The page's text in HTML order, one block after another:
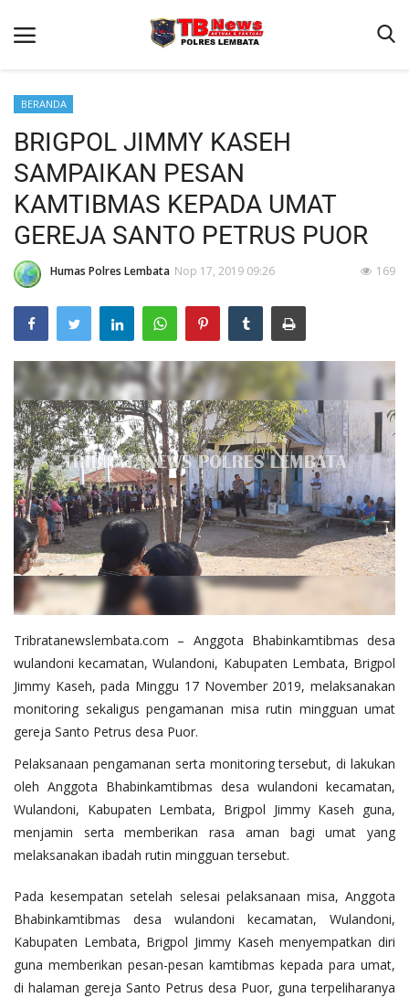
Beranda
Binkam
Terms & Conditions
Giat Ops
Reskrim
Polisi Kita
Lantas
BERANDA
BRIGPOL JIMMY KASEH
SAMPAIKAN PESAN
KAMTIBMAS KEPADA UMAT
GEREJA SANTO PETRUS PUOR
Humas Polres Lembata Nop 17, 2019 09:26 169
Tribratanewslembata.com – Anggota Bhabinkamtibmas desa
wulandoni kecamatan, Wulandoni, Kabupaten Lembata, Brigpol
Jimmy Kaseh, pada Minggu 17 November 2019, melaksanakan
monitoring sekaligus pengamanan misa rutin mingguan umat
gereja Santo Petrus desa Puor.
Pelaksanaan pengamanan serta monitoring tersebut, di lakukan
oleh Anggota Bhabinkamtibmas desa wulandoni kecamatan,
Wulandoni, Kabupaten Lembata, Brigpol Jimmy Kaseh guna,
menjamin serta memberikan rasa aman bagi umat yang
melaksanakan ibadah rutin mingguan tersebut.
Pada kesempatan setelah selesai pelaksanaan misa, Anggota
Bhabinkamtibmas desa wulandoni kecamatan, Wulandoni,
Kabupaten Lembata, Brigpol Jimmy Kaseh menyempatkan diri
guna memberikan pesan-pesan kamtibmas kepada para umat,
di halaman gereja Santo Petrus desa Puor, guna terpeliharanya